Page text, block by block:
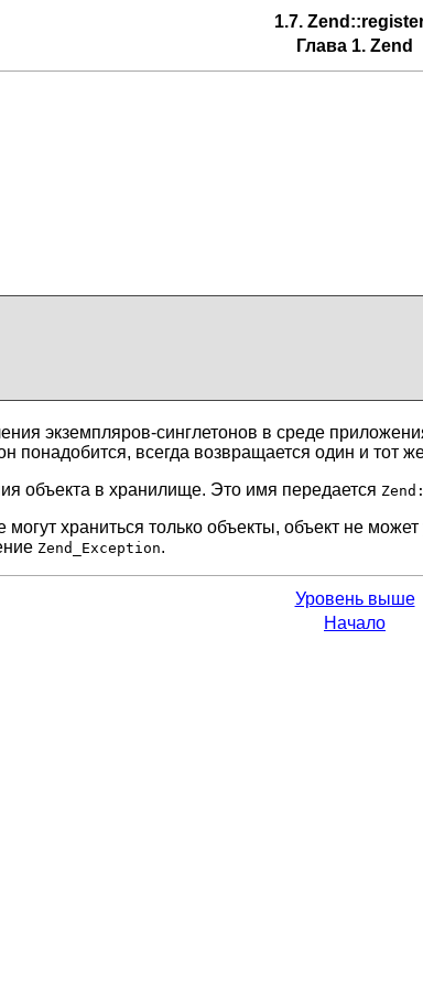
1.7.
Глава 1. Zend
экземпляров-синглетонов в среде
понадобится, всегда возвращается один и тот
объекта в хранилище. Это имя передается
храниться только объекты, объект не
Zend_Exception.
Уровень выше
Начало